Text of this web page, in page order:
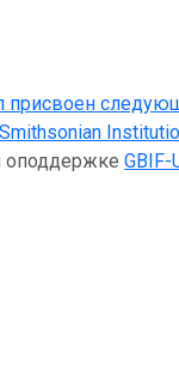
присвоен
оподдержкеGBIF-